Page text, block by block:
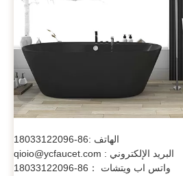
الهاتف :86-18033122096
البريد الإلكتروني : qioio@ycfaucet.com
واتس اب ويتشات ：86-18033122096